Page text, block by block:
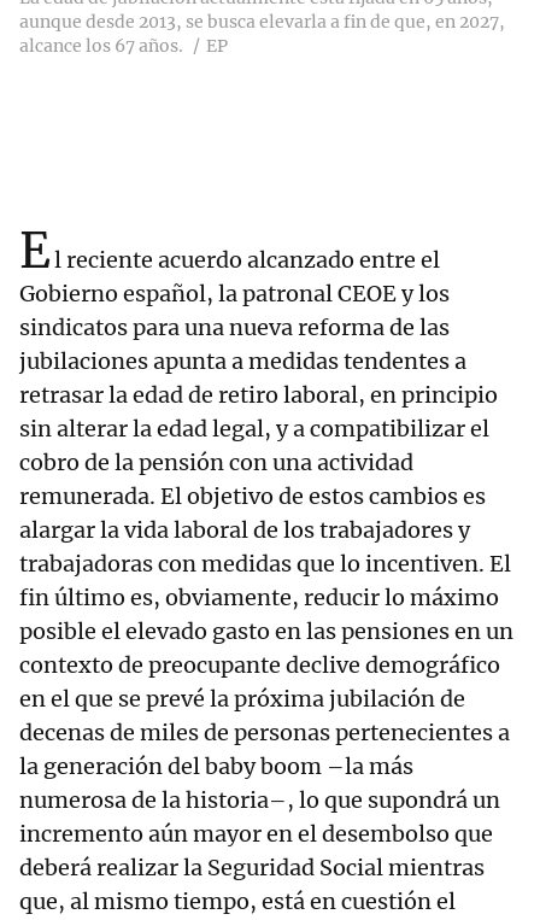
aunque desde 2013, se busca elevarla a fin de que, en 2027,
alcance los 67 años.
EP
El reciente acuerdo alcanzado entre el
Gobierno español, la patronal CEOE y los
sindicatos para una nueva reforma de las
jubilaciones apunta a medidas tendentes a
retrasar la edad de retiro laboral, en principio
sin alterar la edad legal, y a compatibilizar el
cobro de la pensión con una actividad
remunerada. El objetivo de estos cambios es
alargar la vida laboral de los trabajadores y
trabajadoras con medidas que lo incentiven. El
fin último es, obviamente, reducir lo máximo
posible el elevado gasto en las pensiones en un
contexto de preocupante declive demográfico
en el que se prevé la próxima jubilación de
decenas de miles de personas pertenecientes a
la generación del baby boom –la más
numerosa de la historia–, lo que supondrá un
incremento aún mayor en el desembolso que
deberá realizar la Seguridad Social mientras
que, al mismo tiempo, está en cuestión el